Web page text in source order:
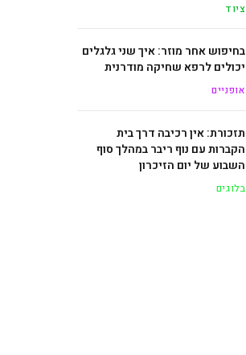
ציוד
בחיפוש אחר מוזר: איך שני גלגלים
יכולים לרפא שחיקה מודרנית
אופניים
תזכורת: אין רכיבה דרך בית
הקברות עם נוף ריבר במהלך סוף
השבוע של יום הזיכרון
בלוגים